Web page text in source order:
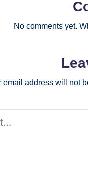
No comments yet.
email address will not